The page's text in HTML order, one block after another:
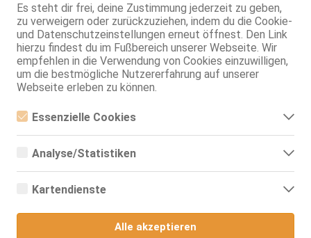
Es steht dir frei, deine Zustimmung jederzeit zu geben,
zu verweigern oder zurückzuziehen, indem du die Cookie-
und Datenschutzeinstellungen erneut öffnest. Den Link
hierzu findest du im Fußbereich unserer Webseite. Wir
empfehlen in die Verwendung von Cookies einzuwilligen,
um die bestmögliche Nutzererfahrung auf unserer
Webseite erleben zu können.
Essenzielle Cookies
Essenzielle Cookies sind alle notwendigen Cookies, die für den
ermöglicht werden. Die Webseite kann ohne diese Cookies nicht
Analyse/Statistiken
Analyse- bzw. Statistikcookies sind Cookies, die der Analyse der
Zugriffsstatistiken dienen. Sie helfen den Webseiten-Besitzern zu
Informationen anonym gesammelt und gemeldet werden.
Kartendienste
Alle akzeptieren
Haut: mittel
Sprachen:
Deutsch
Englisch
Verkehr:
GV
Franz.
Franz. beidseitig
Service:
ZK
AV bei Ihm
DS aktiv